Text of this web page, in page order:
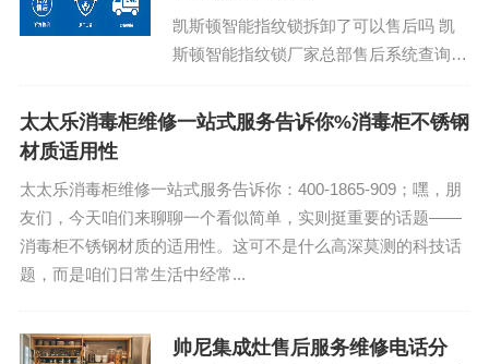
凯斯顿智能指纹锁拆卸了可以售后吗 凯
斯顿智能指纹锁厂家总部售后系统查询：
维修服务24小...
太太乐消毒柜维修一站式服务告诉你%消毒柜不锈钢
材质适用性
太太乐消毒柜维修一站式服务告诉你：400-1865-909；嘿，朋
友们，今天咱们来聊聊一个看似简单，实则挺重要的话题——
消毒柜不锈钢材质的适用性。这可不是什么高深莫测的科技话
题，而是咱们日常生活中经常...
帅尼集成灶售后服务维修电话分